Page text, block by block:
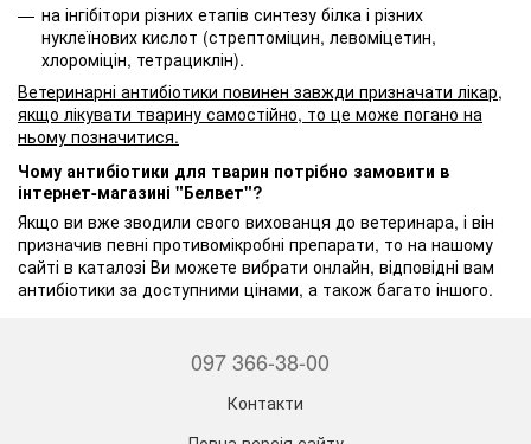
на інгібітори різних етапів синтезу білка і різних
нуклеїнових кислот (стрептоміцин, левоміцетин,
хлороміцін, тетрациклін).
Ветеринарні антибіотики повинен завжди призначати лікар,
якщо лікувати тварину самостійно, то це може погано на
ньому позначитися.
Чому антибіотики для тварин потрібно замовити в
інтернет-магазині "Белвет"?
Якщо ви вже зводили свого вихованця до ветеринара, і він
призначив певні противомікробні препарати, то на нашому
сайті в каталозі Ви можете вибрати онлайн, відповідні вам
антибіотики за доступними цінами, а також багато іншого.
097 366-38-00
Контакти